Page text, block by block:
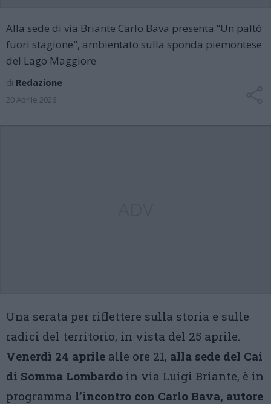
Alla sede di via Briante Carlo Bava presenta “Un paltò
fuori stagione", ambientato sulla sponda piemontese
del Lago Maggiore
di Redazione
20 Aprile 2026
Una serata per riflettere sulla storia e sulle
radici del territorio, in vista del 25 aprile.
Venerdì 24 aprile alle ore 21, alla sede del Cai
di Somma Lombardo in via Luigi Briante, è in
programma l’incontro con Carlo Bava, autore